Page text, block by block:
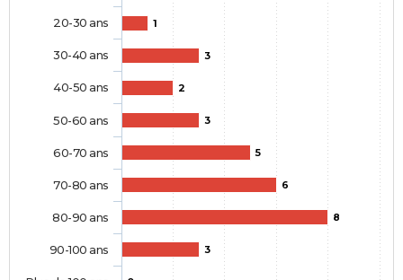
1
3
2
3
5
6
8
3
20-30 ans
30-40 ans
40-50 ans
50-60 ans
60-70 ans
70-80 ans
80-90 ans
90-100 ans